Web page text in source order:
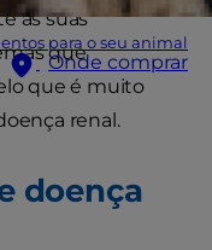
para o seu animal
Onde comprar
as suas
que
que é muito
renal.
doença